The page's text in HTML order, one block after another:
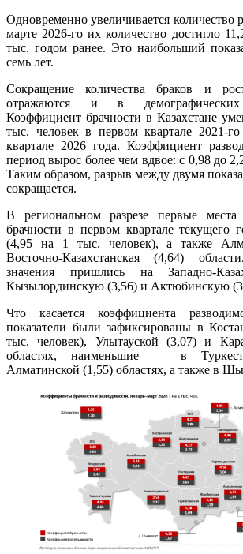
Одновременно увеличивается количество
марте 2026-го их количество достигло
тыс. годом ранее. Это наибольший
семь лет.
Сокращение количества браков и
отражаются и в демографических
Коэффициент брачности в Казахстане
тыс. человек в первом квартале 2021-
квартале 2026 года. Коэффициент
период вырос более чем вдвое: с 0,98 до
Таким образом, разрыв между двумя
сокращается.
В региональном разрезе первые
брачности в первом квартале текущего
(4,95 на 1 тыс. человек), а также
Восточно-Казахстанская (4,64)
значения пришлись на Западно-
Кызылординскую (3,56) и Актюбинскую
Что касается коэффициента
показатели были зафиксированы в
тыс. человек), Улытауской (3,07) и
областях, наименьшие — в
Алматинской (1,55) областях, а также в